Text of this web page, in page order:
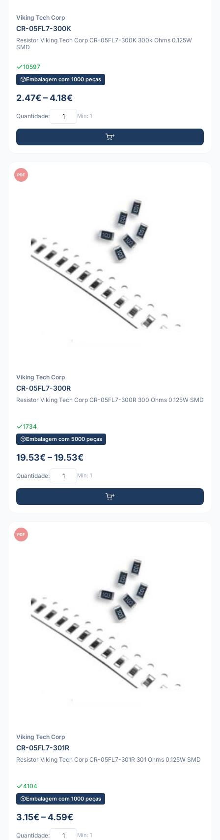
Viking Tech Corp
CR-05FL7-300K
Resistor Viking Tech Corp CR-05FL7-300K 300k Ohms 0.125W
SMD
10597
Embalagem com 1000 peças
2.47€ – 4.18€
Quantidade: Mín: 1
PDF
Viking Tech Corp
CR-05FL7-300R
Resistor Viking Tech Corp CR-05FL7-300R 300 Ohms 0.125W SMD
1734
Embalagem com 5000 peças
19.53€ – 19.53€
Quantidade: Mín: 1
PDF
Viking Tech Corp
CR-05FL7-301R
Resistor Viking Tech Corp CR-05FL7-301R 301 Ohms 0.125W SMD
4104
Embalagem com 1000 peças
3.15€ – 4.59€
Quantidade: Mín: 1